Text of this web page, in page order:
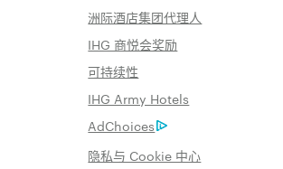
洲际酒店集团代理人
IHG 商悦会奖励
可持续性
IHG Army Hotels
AdChoices
隐私与 Cookie 中心